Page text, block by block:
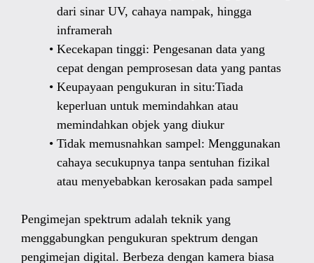
dari sinar UV, cahaya nampak, hingga
inframerah
Kecekapan tinggi: Pengesanan data yang
cepat dengan pemprosesan data yang pantas
Keupayaan pengukuran in situ:Tiada
keperluan untuk memindahkan atau
memindahkan objek yang diukur
Tidak memusnahkan sampel: Menggunakan
cahaya secukupnya tanpa sentuhan fizikal
atau menyebabkan kerosakan pada sampel
Pengimejan spektrum adalah teknik yang
menggabungkan pengukuran spektrum dengan
pengimejan digital. Berbeza dengan kamera biasa